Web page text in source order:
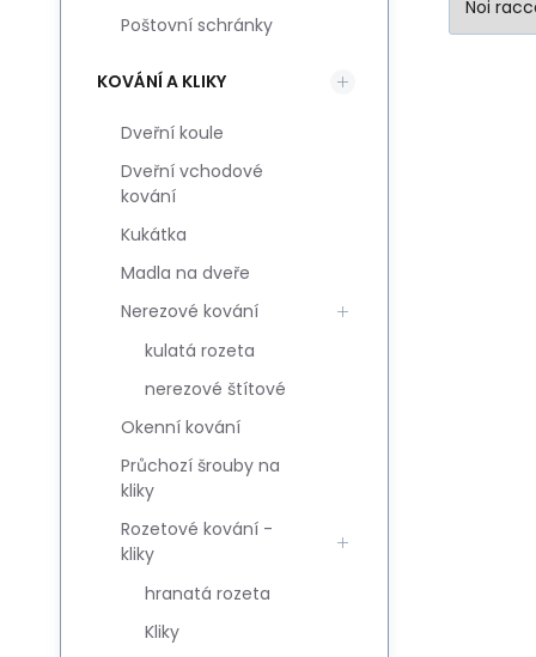
Poštovní schránky
KOVÁNÍ A KLIKY
Dveřní koule
Dveřní vchodové
kování
Kukátka
Madla na dveře
Nerezové kování
kulatá rozeta
nerezové štítové
Okenní kování
Průchozí šrouby na
kliky
Rozetové kování -
kliky
hranatá rozeta
Kliky